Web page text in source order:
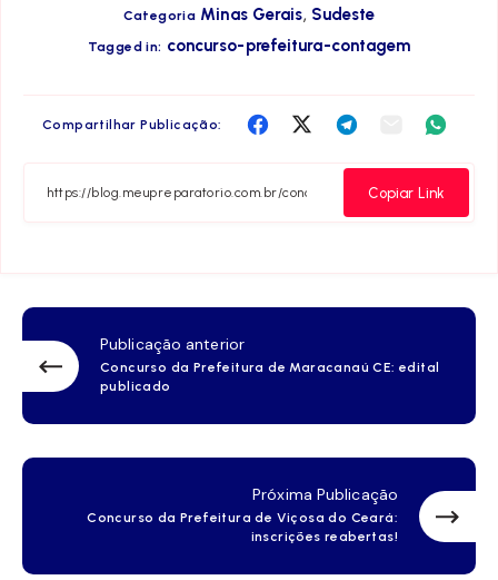
Categoria Minas Gerais, Sudeste
Tagged in: concurso-prefeitura-contagem
Compartilhar Publicação:
Compartilha
Facebook
CompartilhaCompartilha
Telegram
Compartilha
Email
Copiar Link
Publicação anterior
Concurso da Prefeitura de Maracanaú CE: edital
publicado
Próxima Publicação
Concurso da Prefeitura de Viçosa do Ceará:
inscrições reabertas!